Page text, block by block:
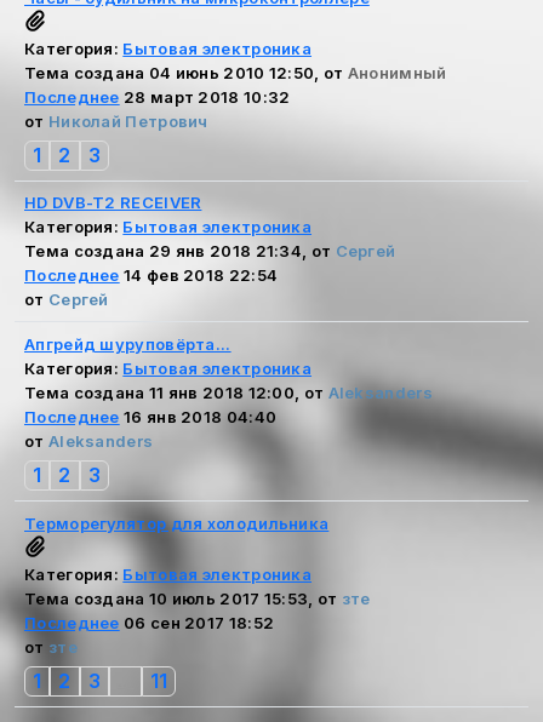
Категория: Бытовая электроника
Тема создана 04 июнь 2010 12:50, от Анонимный
Последнее 28 март 2018 10:32
от Николай Петрович
1 2 3
HD DVB-T2 RECEIVER
Категория: Бытовая электроника
Тема создана 29 янв 2018 21:34, от Сергей
Последнее 14 фев 2018 22:54
от Сергей
Апгрейд шуруповёрта...
Категория: Бытовая электроника
Тема создана 11 янв 2018 12:00, от Aleksanders
Последнее 16 янв 2018 04:40
от Aleksanders
1 2 3
Терморегулятор для холодильника
Категория: Бытовая электроника
Тема создана 10 июль 2017 15:53, от зте
Последнее 06 сен 2017 18:52
от зте
1 2 3 11